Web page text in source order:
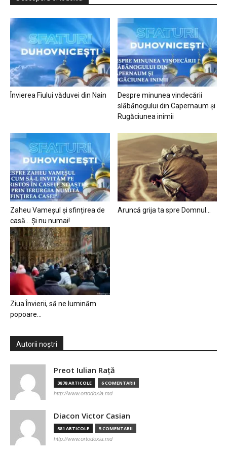
Învierea Fiului văduvei din Nain
Despre minunea vindecării
slăbănogului din Capernaum și
Rugăciunea inimii
Zaheu Vameșul și sfințirea de
casă… Și nu numai!
Aruncă grija ta spre Domnul…
Ziua Învierii, să ne luminăm
popoare…
Autorii noștri
Preot Iulian Raţă
3878 ARTICOLE 6 COMENTARII
http://www.ortodoxia.md
Diacon Victor Casian
581 ARTICOLE 5 COMENTARII
http://www.ortodoxia.md